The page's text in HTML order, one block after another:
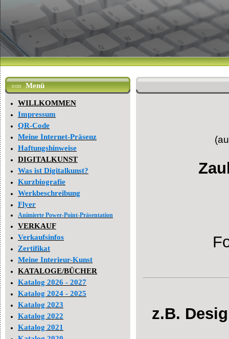
Menü
WILLKOMMEN
Impressum
QR-Code
Meine Internet-Präsenz
Haftungshinweise
DIGITALKUNST
Was ist Digitalkunst?
Kurzbiografie
Werkbeschreibung
Flyer
Animierte Power-Point-Präsentation
VERKAUF
Verkaufsinfos
Zertifikat
Meine Interieur-Kunst
KATALOGE/BÜCHER
Katalog 2026 - 2027
Katalog 2024 - 2025
Katalog 2023
Katalog 2022
Katalog 2021
z.B.